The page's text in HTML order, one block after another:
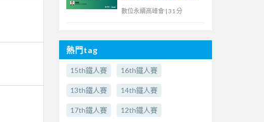
續實踐
數位永續高峰會 | 31 分
熱門tag
15th鐵人賽 16th鐵人賽
13th鐵人賽 14th鐵人賽
17th鐵人賽 12th鐵人賽